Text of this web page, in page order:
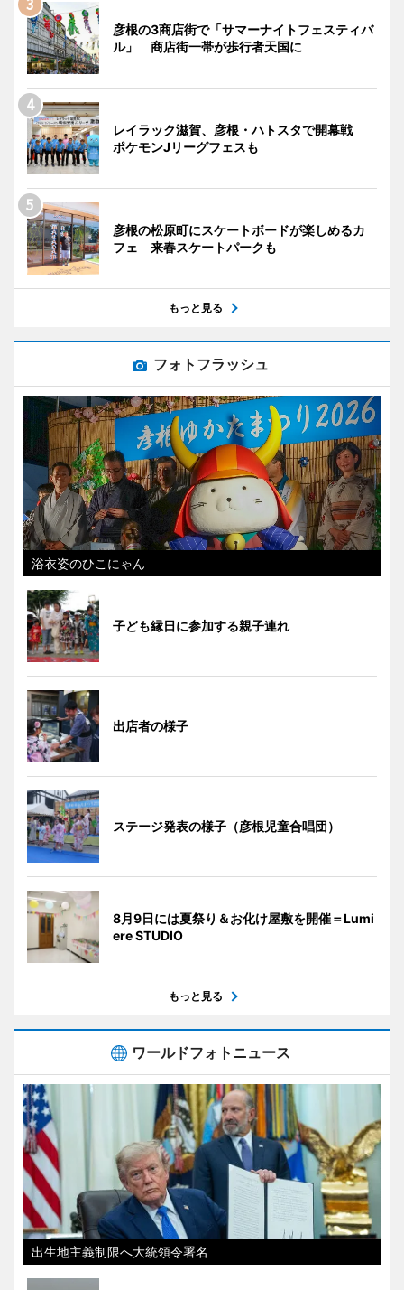
彦根の3商店街で「サマーナイトフェスティバ
ル」 商店街一帯が歩行者天国に
レイラック滋賀、彦根・ハトスタで開幕戦
ポケモンJリーグフェスも
彦根の松原町にスケートボードが楽しめるカ
フェ 来春スケートパークも
もっと見る
フォトフラッシュ
浴衣姿のひこにゃん
子ども縁日に参加する親子連れ
出店者の様子
ステージ発表の様子（彦根児童合唱団）
8月9日には夏祭り＆お化け屋敷を開催＝Lumi
ere STUDIO
もっと見る
ワールドフォトニュース
出生地主義制限へ大統領令署名